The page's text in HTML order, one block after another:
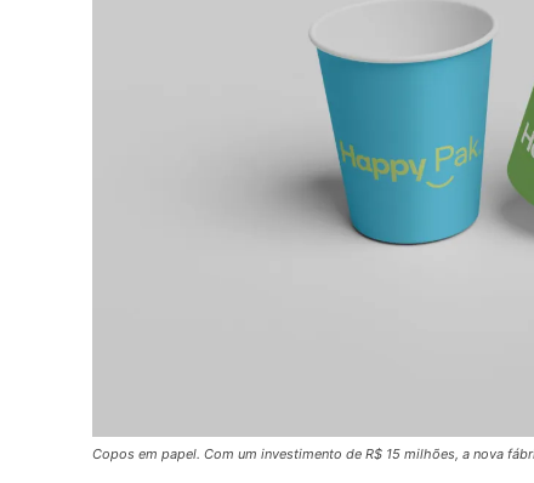
Copos em papel. Com um investimento de R$ 15 milhões, a nova